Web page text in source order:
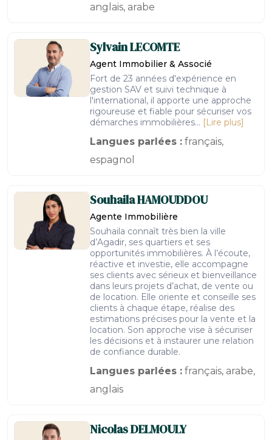
anglais, arabe
SylvainLECOMTE
Agent Immobilier & Associé
Fort de 23 années d'expérience en
gestion SAV et suivi technique à
l'international, il apporte une approche
rigoureuse et fiable pour sécuriser vos
démarches immobilières... [Lire plus]
Langues parlées : français,
espagnol
SouhailaHAMOUDDOU
Agente Immobilière
Souhaila connaît très bien la ville
d’Agadir, ses quartiers et ses
opportunités immobilières. À l’écoute,
réactive et investie, elle accompagne
ses clients avec sérieux et bienveillance
dans leurs projets d’achat, de vente ou
de location. Elle oriente et conseille ses
clients à chaque étape, réalise des
estimations précises pour la vente et la
location. Son approche vise à sécuriser
les décisions et à instaurer une relation
de confiance durable.
Langues parlées : français, arabe,
anglais
NicolasDELMOULY